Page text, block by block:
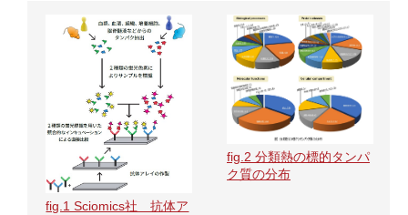
fig.1 Sciomics社 抗体ア
fig.2 分類熱の標的タンパ
ク質の分布